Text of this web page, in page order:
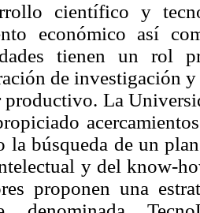
científico y
económico así
tienen un rol
de investigación
productivo. La
la búsqueda de un
y del know-
proponen una